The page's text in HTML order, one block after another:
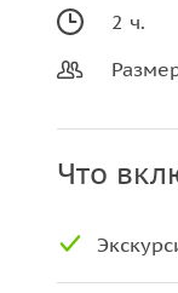
2 ч.
Что